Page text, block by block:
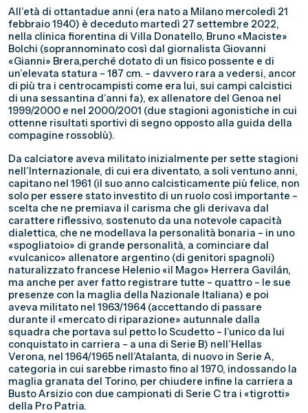
All’età di ottantadue anni (era nato a Milano mercoledì 21
febbraio 1940) è deceduto martedì 27 settembre 2022,
nella clinica fiorentina di Villa Donatello, Bruno «Maciste»
Bolchi (soprannominato così dal giornalista Giovanni
«Gianni» Brera,perché dotato di un fisico possente e di
un’elevata statura – 187 cm. – davvero rara a vedersi, ancor
di più tra i centrocampisti come era lui, sui campi calcistici
di una sessantina d’anni fa), ex allenatore del Genoa nel
1999/2000 e nel 2000/2001 (due stagioni agonistiche in cui
ottenne risultati sportivi di segno opposto alla guida della
compagine rossoblù).
Da calciatore aveva militato inizialmente per sette stagioni
nell’Internazionale, di cui era diventato, a soli ventuno anni,
capitano nel 1961 (il suo anno calcisticamente più felice, non
solo per essere stato investito di un ruolo così importante –
scelta che ne premiava il carisma che gli derivava dal
carattere riflessivo, sostenuto da una notevole capacità
dialettica, che ne modellava la personalità bonaria – in uno
«spogliatoio» di grande personalità, a cominciare dal
«vulcanico» allenatore argentino (di genitori spagnoli)
naturalizzato francese Helenio «il Mago» Herrera Gavilán,
ma anche per aver fatto registrare tutte – quattro – le sue
presenze con la maglia della Nazionale Italiana) e poi
aveva militato nel 1963/1964 (accettando di passare
durante il «mercato di riparazione» autunnale dalla
squadra che portava sul petto lo Scudetto – l’unico da lui
conquistato in carriera – a una di Serie B) nell’Hellas
Verona, nel 1964/1965 nell’Atalanta, di nuovo in Serie A,
categoria in cui sarebbe rimasto fino al 1970, indossando la
maglia granata del Torino, per chiudere infine la carriera a
Busto Arsizio con due campionati di Serie C tra i «tigrotti»
della Pro Patria.